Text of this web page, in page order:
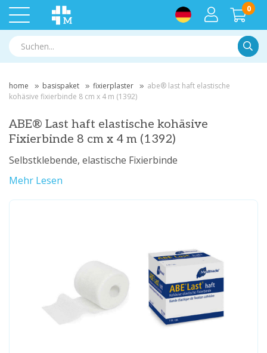
0
home basispaket fixierplaster
abe® last haft elastische
kohäsive fixierbinde 8 cm x 4 m (1392)
ABE® Last haft elastische kohäsive
Fixierbinde 8 cm x 4 m (1392)
Selbstklebende, elastische Fixierbinde
Mehr Lesen